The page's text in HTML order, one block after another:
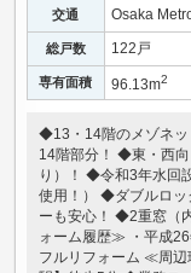
交通 Osaka
総戸数 122戸
専有面積 96.13m2
◆13・14階のメゾネッ
14階部分！ ◆東・西
り）！ ◆令和3年水回
使用！） ◆ダブルロッ
ーも安心！ ◆2重窓（
ォーム履歴≫ ・平成
フルリフォーム ≪周